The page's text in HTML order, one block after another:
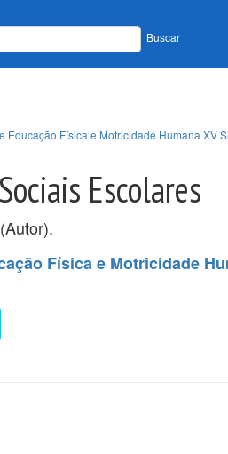
Buscar
Educação Física e Motricidade Humana XV
Escolares
(Autor).
Física e Motricidade